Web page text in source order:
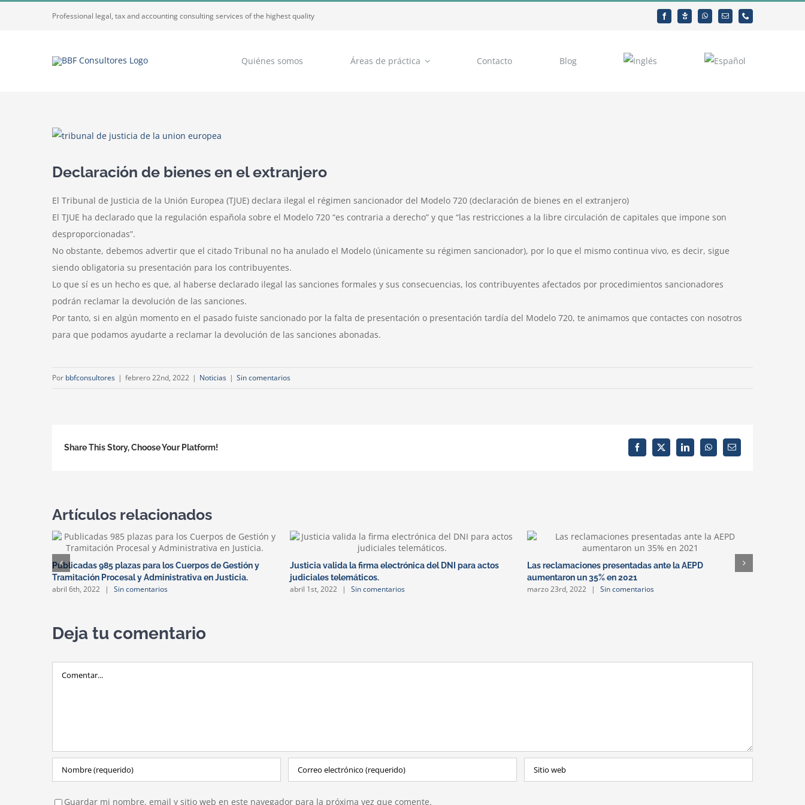
Professional legal, tax and accounting consulting services of the highest quality
Quiénes somos Áreas de práctica Contacto Blog
Ver
más
Declaración de bienes en el extranjero
El Tribunal de Justicia de la Unión Europea (TJUE) declara ilegal el régimen sancionador del Modelo 720 (declaración de bienes en el extranjero)
El TJUE ha declarado que la regulación española sobre el Modelo 720 “es contraria a derecho” y que “las restricciones a la libre circulación de capitales que impone son
desproporcionadas”.
No obstante, debemos advertir que el citado Tribunal no ha anulado el Modelo (únicamente su régimen sancionador), por lo que el mismo continua vivo, es decir, sigue
siendo obligatoria su presentación para los contribuyentes.
Lo que sí es un hecho es que, al haberse declarado ilegal las sanciones formales y sus consecuencias, los contribuyentes afectados por procedimientos sancionadores
podrán reclamar la devolución de las sanciones.
Por tanto, si en algún momento en el pasado fuiste sancionado por la falta de presentación o presentación tardía del Modelo 720, te animamos que contactes con nosotros
para que podamos ayudarte a reclamar la devolución de las sanciones abonadas.
Por bbfconsultores | febrero 22nd, 2022 | Noticias | Sin comentarios
Share This Story, Choose Your Platform! Facebook
X LinkedInWhatsAppCorreo
electrónico
Artículos relacionados
Publicadas 985 plazas para los Cuerpos de Gestión y
Tramitación Procesal y Administrativa en Justicia.
abril 6th, 2022 | Sin comentarios
Justicia valida la firma electrónica del DNI para actos
judiciales telemáticos.
abril 1st, 2022 | Sin comentarios
Las reclamaciones presentadas ante la AEPD
aumentaron un 35% en 2021
marzo 23rd, 2022 | Sin comentarios
Deja tu comentario
Guardar mi nombre, email y sitio web en este navegador para la próxima vez que comente.